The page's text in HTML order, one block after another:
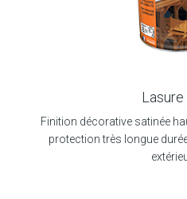
Lasure
Finition décorative satinée
protection très longue